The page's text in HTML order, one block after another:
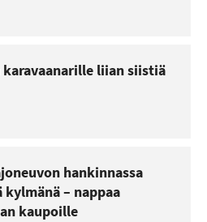
liian siistiä
hankinnassa
– nappaa
kaupoille